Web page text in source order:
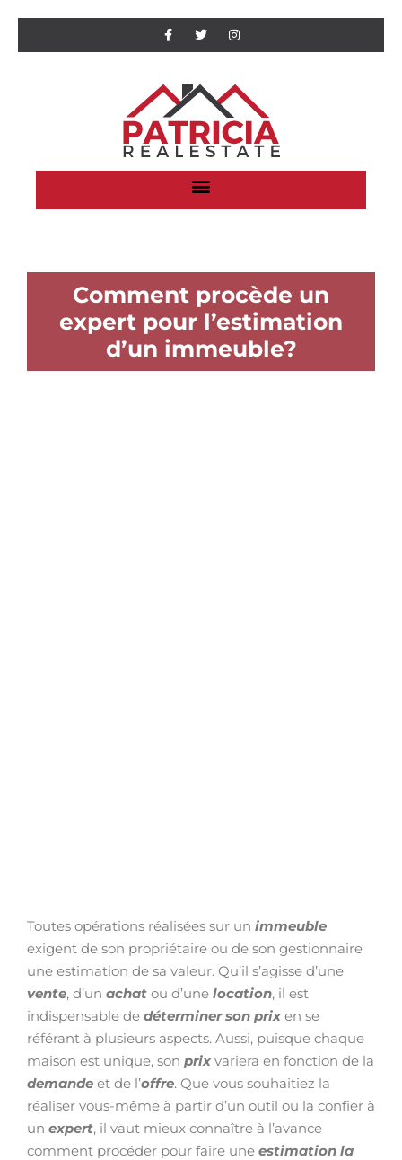
Comment procède un
expert pour l’estimation
d’un immeuble?
Toutes opérations réalisées sur un immeuble
exigent de son propriétaire ou de son gestionnaire
une estimation de sa valeur. Qu’il s’agisse d’une
vente, d’un achat ou d’une location, il est
indispensable de déterminer son prix en se
référant à plusieurs aspects. Aussi, puisque chaque
maison est unique, son prix variera en fonction de la
demande et de l’offre. Que vous souhaitiez la
réaliser vous-même à partir d’un outil ou la confier à
un expert, il vaut mieux connaître à l’avance
comment procéder pour faire une estimation la